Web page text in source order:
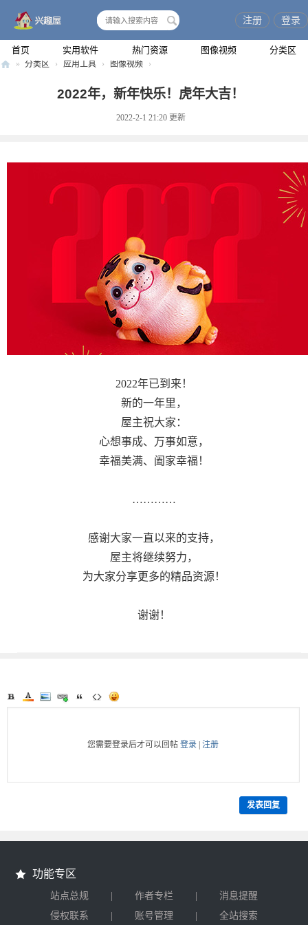
首页 实用软件 热门资源 图像视频 分类区
注册 登录
» 分类区 › 应用工具 › 图像视频 ›
2022年，新年快乐！虎年大吉！
2022-2-1 21:20 更新
2022年已到来！
新的一年里，
屋主祝大家：
心想事成、万事如意，
幸福美满、阖家幸福！
…………
感谢大家一直以来的支持，
屋主将继续努力，
为大家分享更多的精品资源！
谢谢！
您需要登录后才可以回帖登录 |注册
发表回复
功能专区
站点总规 | 作者专栏 |
消息提醒
侵权联系
| 账号管理 | 全站搜索